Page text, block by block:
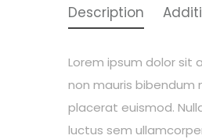
Description
Lorem ipsum dolor sit
non mauris bibendum
placerat euismod.
luctus sem